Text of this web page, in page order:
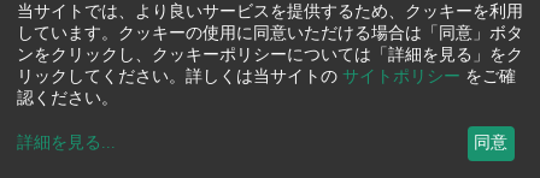
当サイトでは、より良いサービスを提供するため、クッキーを利用
しています。クッキーの使用に同意いただける場合は「同意」ボタ
ンをクリックし、クッキーポリシーについては「詳細を見る」をク
リックしてください。詳しくは当サイトの サイトポリシー をご確
認ください。
詳細を見る ... 同意